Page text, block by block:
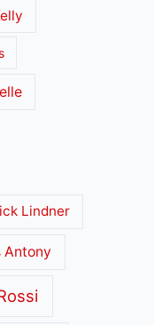
Lindner
Antony